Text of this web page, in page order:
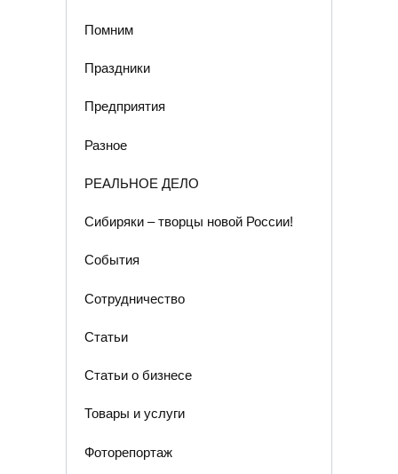
Помним
Праздники
Предприятия
Разное
РЕАЛЬНОЕ ДЕЛО
Сибиряки – творцы новой России!
События
Сотрудничество
Статьи
Статьи о бизнесе
Товары и услуги
Фоторепортаж